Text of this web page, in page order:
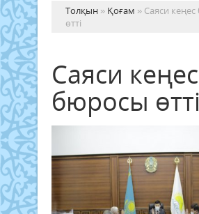
Толқын » Қоғам » Саяси
өтті
Саяси кеңес
бюросы өтті